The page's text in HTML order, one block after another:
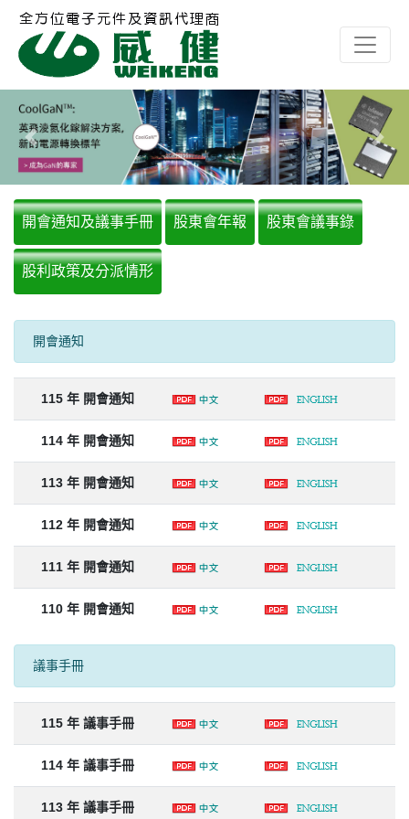
Previous Next
開會通知及議事手冊 股東會年報 股東會議事錄
股利政策及分派情形
開會通知
115 年 開會通知
114 年 開會通知
113 年 開會通知
112 年 開會通知
111 年 開會通知
110 年 開會通知
議事手冊
115 年 議事手冊
114 年 議事手冊
113 年 議事手冊